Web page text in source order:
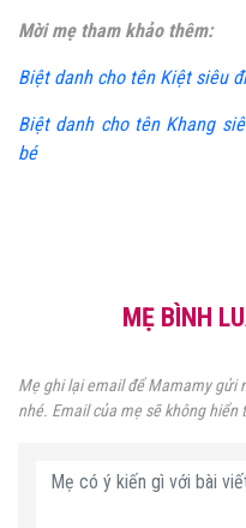
Mời mẹ tham khảo thêm:
Biệt danh cho tên Kiệt siêu
Biệt danh cho tên Khang
bé
MẸ BÌNH
Mẹ ghi lại email để Mamamy gửi
nhé. Email của mẹ sẽ không hiển